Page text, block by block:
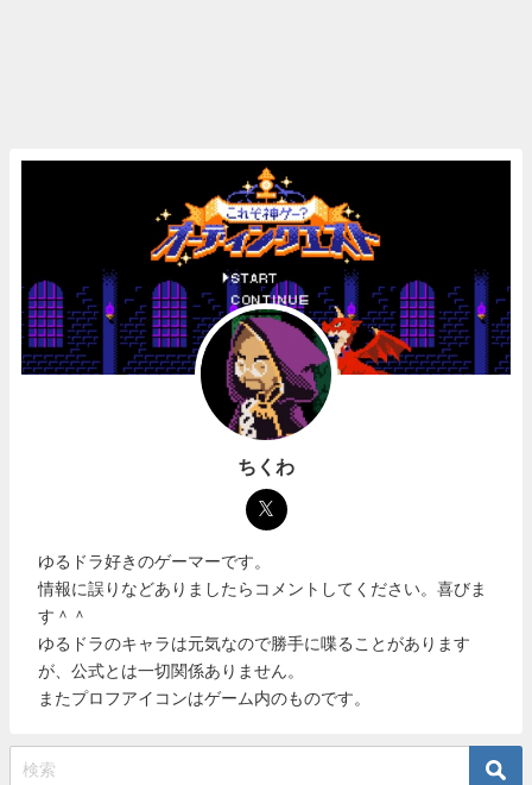
ちくわ
ゆるドラ好きのゲーマーです。
情報に誤りなどありましたらコメントしてください。喜びま
す＾＾
ゆるドラのキャラは元気なので勝手に喋ることがあります
が、公式とは一切関係ありません。
またプロフアイコンはゲーム内のものです。